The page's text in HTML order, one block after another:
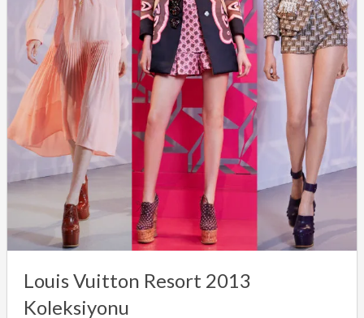
Louis Vuitton Resort 2013
Koleksiyonu